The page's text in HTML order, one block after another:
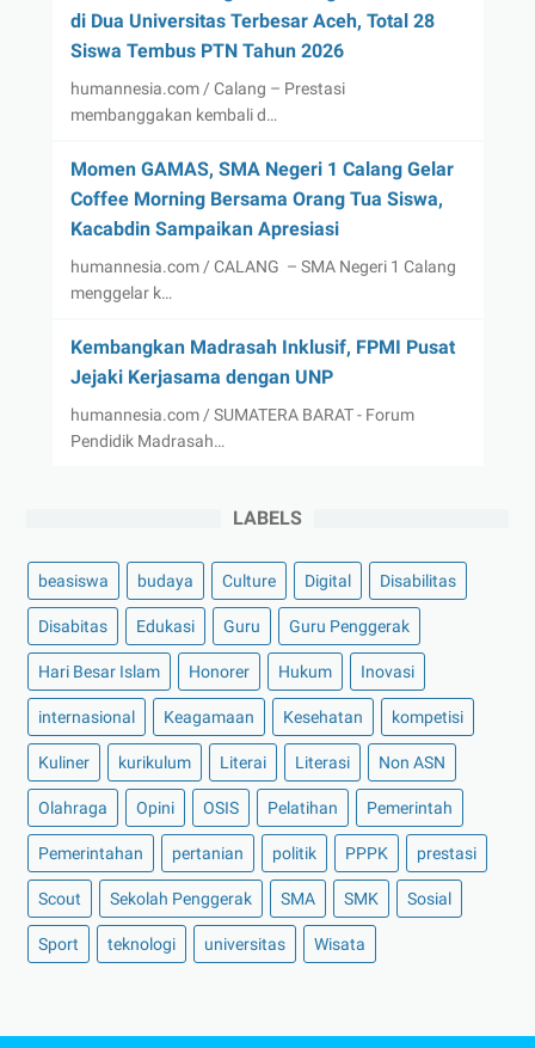
di Dua Universitas Terbesar Aceh, Total 28
Siswa Tembus PTN Tahun 2026
humannesia.com / Calang – Prestasi
membanggakan kembali d…
Momen GAMAS, SMA Negeri 1 Calang Gelar
Coffee Morning Bersama Orang Tua Siswa,
Kacabdin Sampaikan Apresiasi
humannesia.com / CALANG – SMA Negeri 1 Calang
menggelar k…
Kembangkan Madrasah Inklusif, FPMI Pusat
Jejaki Kerjasama dengan UNP
humannesia.com / SUMATERA BARAT - Forum
Pendidik Madrasah…
LABELS
beasiswa budaya Culture Digital Disabilitas
Disabitas Edukasi Guru Guru Penggerak
Hari Besar Islam Honorer Hukum Inovasi
internasional Keagamaan Kesehatan kompetisi
Kuliner kurikulum Literai Literasi Non ASN
Olahraga Opini OSIS Pelatihan Pemerintah
Pemerintahan pertanian politik PPPK prestasi
Scout Sekolah Penggerak SMA SMK Sosial
Sport teknologi universitas Wisata